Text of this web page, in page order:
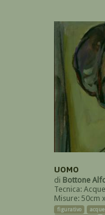
UOMO
di Bottone
Tecnica:
Misure: 50cm
figurativo